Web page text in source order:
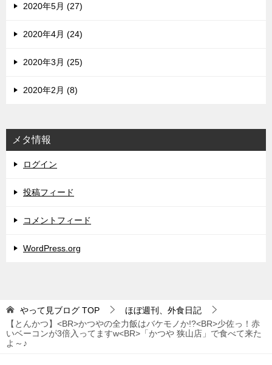
2020年5月 (27)
2020年4月 (24)
2020年3月 (25)
2020年2月 (8)
メタ情報
ログイン
投稿フィード
コメントフィード
WordPress.org
やって見ブログ TOP
ほぼ週刊、外食日記
【とんかつ】<BR>かつやの全力飯はバケモノか!?<BR>少佐っ！赤
いベーコンが3倍入ってますw<BR>「かつや 狭山店」で食べて来た
よ～♪